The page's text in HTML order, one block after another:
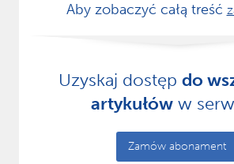
Aby zobaczyć całą treść
Uzyskaj dostęp do
artykułóww
Zamów abonament